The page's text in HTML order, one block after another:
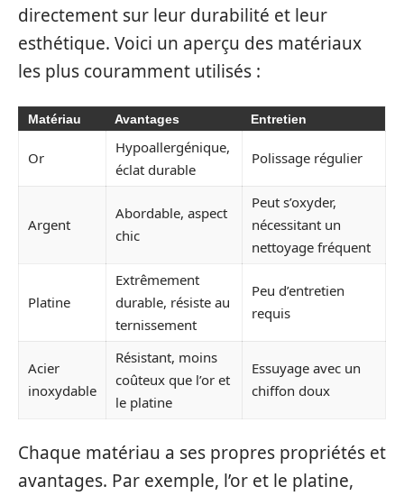
directement sur leur durabilité et leur
esthétique. Voici un aperçu des matériaux
les plus couramment utilisés :
Matériau Avantages Entretien
Or
Hypoallergénique,
éclat durable
Polissage régulier
Argent
Abordable, aspect
chic
Peut s’oxyder,
nécessitant un
nettoyage fréquent
Platine
Extrêmement
durable, résiste au
ternissement
Peu d’entretien
requis
Acier
inoxydable
Résistant, moins
coûteux que l’or et
le platine
Essuyage avec un
chiffon doux
Chaque matériau a ses propres propriétés et
avantages. Par exemple, l’or et le platine,